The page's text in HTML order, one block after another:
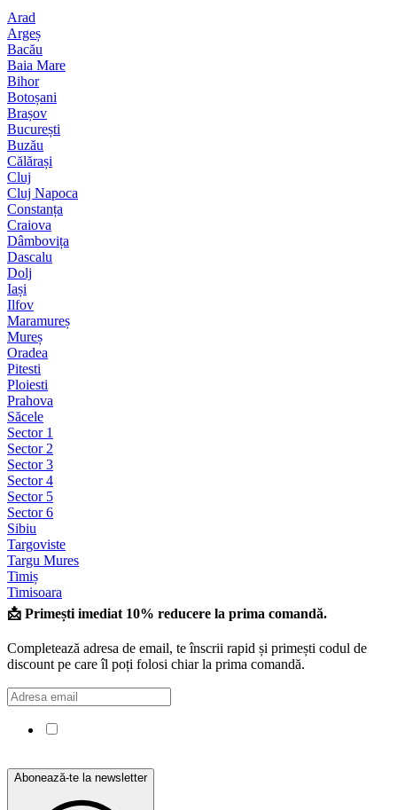
Arad
Argeș
Bacău
Baia Mare
Bihor
Botoșani
Brașov
București
Buzău
Călărași
Cluj
Cluj Napoca
Constanța
Craiova
Dâmbovița
Dascalu
Dolj
Iași
Ilfov
Maramureș
Mureș
Oradea
Pitesti
Ploiesti
Prahova
Săcele
Sector 1
Sector 2
Sector 3
Sector 4
Sector 5
Sector 6
Sibiu
Targoviste
Targu Mures
Timiș
Timisoara
📩 Primești imediat 10% reducere la prima comandă.
Completează adresa de email, te înscrii rapid și primești codul de
discount pe care îl poți folosi chiar la prima comandă.
Abonează-te la newsletter